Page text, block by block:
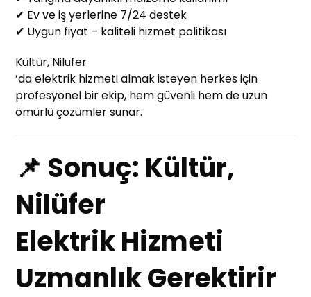
✔ Ev ve iş yerlerine 7/24 destek
✔ Uygun fiyat – kaliteli hizmet politikası
Kültür, Nilüfer
’da elektrik hizmeti almak isteyen herkes için
profesyonel bir ekip, hem güvenli hem de uzun
ömürlü çözümler sunar.
📌 Sonuç: Kültür,
Nilüfer
Elektrik Hizmeti
Uzmanlık Gerektirir